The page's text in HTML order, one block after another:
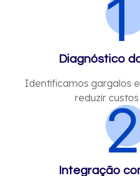
Diagnóstico
Identificamos gargalos
reduzir
Integração